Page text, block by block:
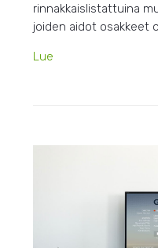
rinnakkaislistattuina
joiden aidot osakkeet
Lue